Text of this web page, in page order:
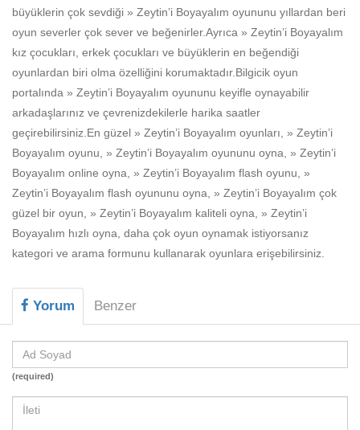
Basketbol
Motor
Beceri
Komik
Macera
Mario
Savaş
Spor
Oyun
Eğitim Haberleri
büyüklerin çok sevdiği » Zeytin’i Boyayalım oyununu yıllardan beri
oyun severler çok sever ve beğenirler.Ayrıca » Zeytin’i Boyayalım
kız çocukları, erkek çocukları ve büyüklerin en beğendiği
oyunlardan biri olma özelliğini korumaktadır.Bilgicik oyun
portalında » Zeytin’i Boyayalım oyununu keyifle oynayabilir
arkadaşlarınız ve çevrenizdekilerle harika saatler
geçirebilirsiniz.En güzel » Zeytin’i Boyayalım oyunları, » Zeytin’i
Boyayalım oyunu, » Zeytin’i Boyayalım oyununu oyna, » Zeytin’i
Boyayalım online oyna, » Zeytin’i Boyayalım flash oyunu, »
Zeytin’i Boyayalım flash oyununu oyna, » Zeytin’i Boyayalım çok
güzel bir oyun, » Zeytin’i Boyayalım kaliteli oyna, » Zeytin’i
Boyayalım hızlı oyna, daha çok oyun oynamak istiyorsanız
kategori ve arama formunu kullanarak oyunlara erişebilirsiniz.
Yorum Benzer
(required)